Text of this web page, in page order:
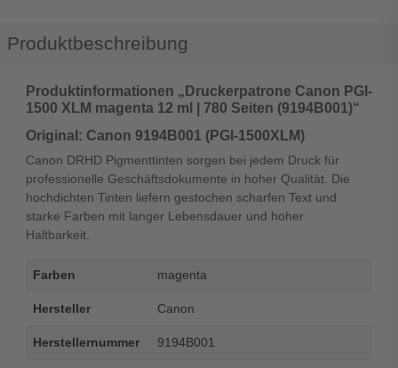
Produktbeschreibung
Produktinformationen „Druckerpatrone Canon PGI-
1500 XLM magenta 12 ml | 780 Seiten (9194B001)“
Original: Canon 9194B001 (PGI-1500XLM)
Canon DRHD Pigmenttinten sorgen bei jedem Druck für
professionelle Geschäftsdokumente in hoher Qualität. Die
hochdichten Tinten liefern gestochen scharfen Text und
starke Farben mit langer Lebensdauer und hoher
Haltbarkeit.
Farben magenta
Hersteller Canon
Herstellernummer 9194B001